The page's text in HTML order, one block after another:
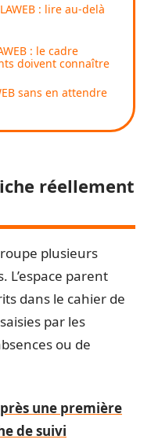
: lire au-delà
: le cadre
doivent connaître
sans en attendre
réellement
plusieurs
L’espace parent
dans le cahier de
par les
ou de
une première
de suivi